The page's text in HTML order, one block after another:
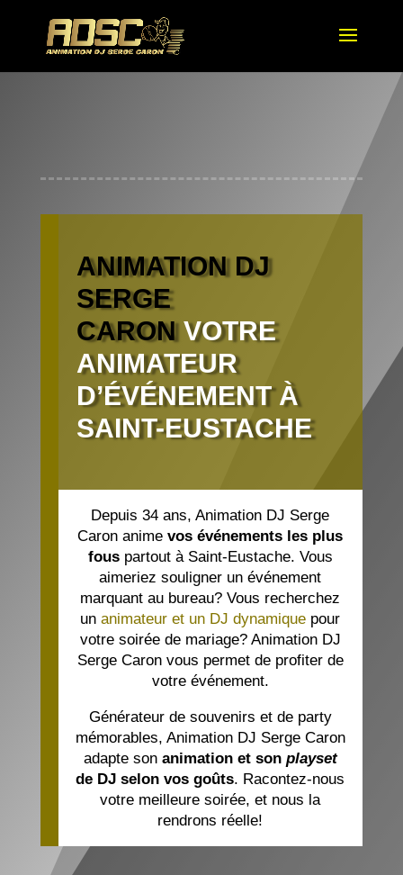
ANIMATION DJ
SERGE
CARONVOTRE
ANIMATEUR
D’ÉVÉNEMENT À
SAINT-EUSTACHE
Depuis 34 ans,Animation DJ Serge
Caron animevos événements les plus
fouspartout à Saint-Eustache. Vous
aimeriez souligner un événement
marquant au bureau? Vous recherchez
unanimateur et un DJ dynamique pour
votre soirée de mariage? Animation DJ
Serge Caronvous permet de profiter de
votre événement.
Générateur de souvenirs et de party
mémorables, Animation DJ Serge Caron
adapte son animation et son playset
de DJ selon vos goûts. Racontez-nous
votre meilleure soirée, et nous la
rendrons réelle!